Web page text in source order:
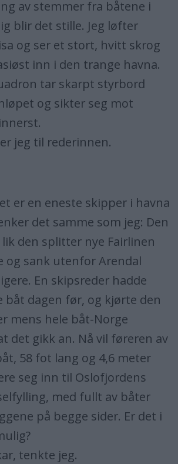
av stemmer fra båtene i
blir det stille. Jeg løfter
og ser et stort, hvitt skrog
inn i den trange havna.
tar skarpt styrbord
og sikter seg mot
jeg til rederinnen.
er en eneste skipper i havna
det samme som jeg: Den
den splitter nye Fairlinen
og sank utenfor Arendal
En skipsreder hadde
båt dagen før, og kjørte den
mens hele båt-Norge
det gikk an. Nå vil føreren av
58 fot lang og 4,6 meter
seg inn til Oslofjordens
med fullt av båter
på begge sider. Er det i
tenkte jeg.